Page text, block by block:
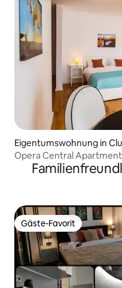
Eigentumswohnung in
Opera Central
Gäste-Favorit
Gäste-Favorit